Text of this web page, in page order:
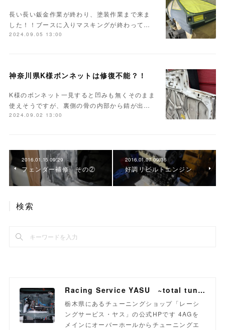
長い長い鈑金作業が終わり、塗装作業まで来ま
した！！ブースに入りマスキングが終わって…
2024.09.05 13:00
神奈川県K様ボンネットは修復不能？！
K様のボンネット一見すると凹みも無くそのまま
使えそうですが、裏側の骨の内部から錆が出…
2024.09.02 13:00
2016.01.15 09:29
フェンダー補修 その②
2016.01.07 09:36
好調リビルトエンジン
検索
Racing Service YASU ~total tuning proshop~
栃木県にあるチューニングショップ「レーシ
ングサービス・ヤス」の公式HPです 4AGを
メインにオーバーホールからチューニングエ